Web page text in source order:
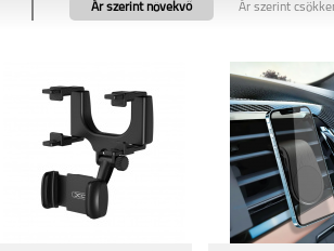
Ár szerint növekvő Ár szerint